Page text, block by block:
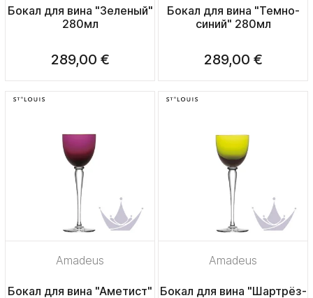
Бокал для вина "Зеленый"
280мл
289,00 €
Бокал для вина "Темно-
синий" 280мл
289,00 €
Amadeus
Бокал для вина "Аметист"
Amadeus
Бокал для вина "Шартрёз-